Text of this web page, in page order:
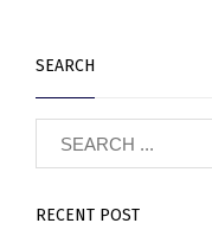
SEARCH
RECENT POST